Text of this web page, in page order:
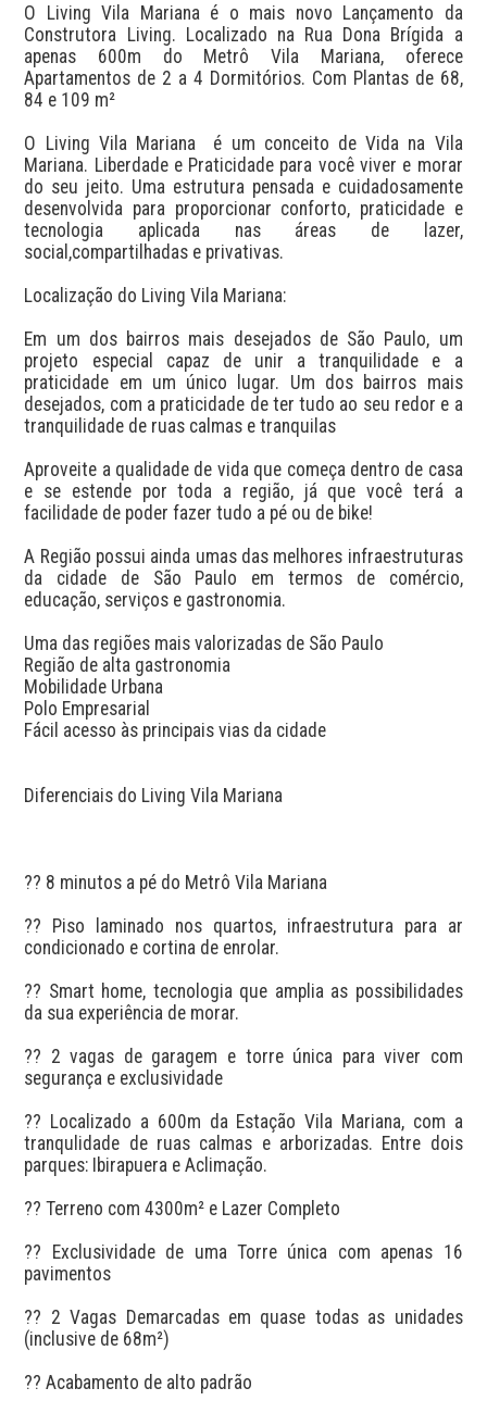
O Living Vila Mariana é o mais novo Lançamento da
Construtora Living. Localizado na Rua Dona Brígida a
apenas 600m do Metrô Vila Mariana, oferece
Apartamentos de 2 a 4 Dormitórios. Com Plantas de 68,
84 e 109 m²
O Living Vila Mariana  é um conceito de Vida na Vila
Mariana. Liberdade e Praticidade para você viver e morar
do seu jeito. Uma estrutura pensada e cuidadosamente
desenvolvida para proporcionar conforto, praticidade e
tecnologia aplicada nas áreas de lazer,
social,compartilhadas e privativas.
Localização do Living Vila Mariana:
Em um dos bairros mais desejados de São Paulo, um
projeto especial capaz de unir a tranquilidade e a
praticidade em um único lugar. Um dos bairros mais
desejados, com a praticidade de ter tudo ao seu redor e a
tranquilidade de ruas calmas e tranquilas
Aproveite a qualidade de vida que começa dentro de casa
e se estende por toda a região, já que você terá a
facilidade de poder fazer tudo a pé ou de bike!
A Região possui ainda umas das melhores infraestruturas
da cidade de São Paulo em termos de comércio,
educação, serviços e gastronomia.
Uma das regiões mais valorizadas de São Paulo
Região de alta gastronomia
Mobilidade Urbana
Polo Empresarial
Fácil acesso às principais vias da cidade
Diferenciais do Living Vila Mariana
?? 8 minutos a pé do Metrô Vila Mariana
?? Piso laminado nos quartos, infraestrutura para ar
condicionado e cortina de enrolar.
?? Smart home, tecnologia que amplia as possibilidades
da sua experiência de morar.
?? 2 vagas de garagem e torre única para viver com
segurança e exclusividade
?? Localizado a 600m da Estação Vila Mariana, com a
tranqulidade de ruas calmas e arborizadas. Entre dois
parques: Ibirapuera e Aclimação.
?? Terreno com 4300m² e Lazer Completo
?? Exclusividade de uma Torre única com apenas 16
pavimentos
?? 2 Vagas Demarcadas em quase todas as unidades
(inclusive de 68m²)
?? Acabamento de alto padrão